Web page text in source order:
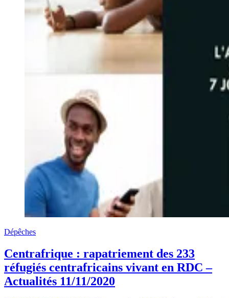
Dépêches
Centrafrique : rapatriement des 233
réfugiés centrafricains vivant en RDC –
Actualités 11/11/2020